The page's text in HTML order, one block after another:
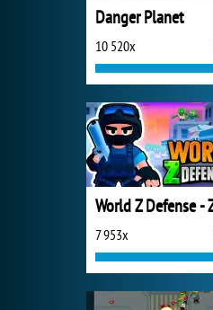
Danger Planet
10 520x
7 953x